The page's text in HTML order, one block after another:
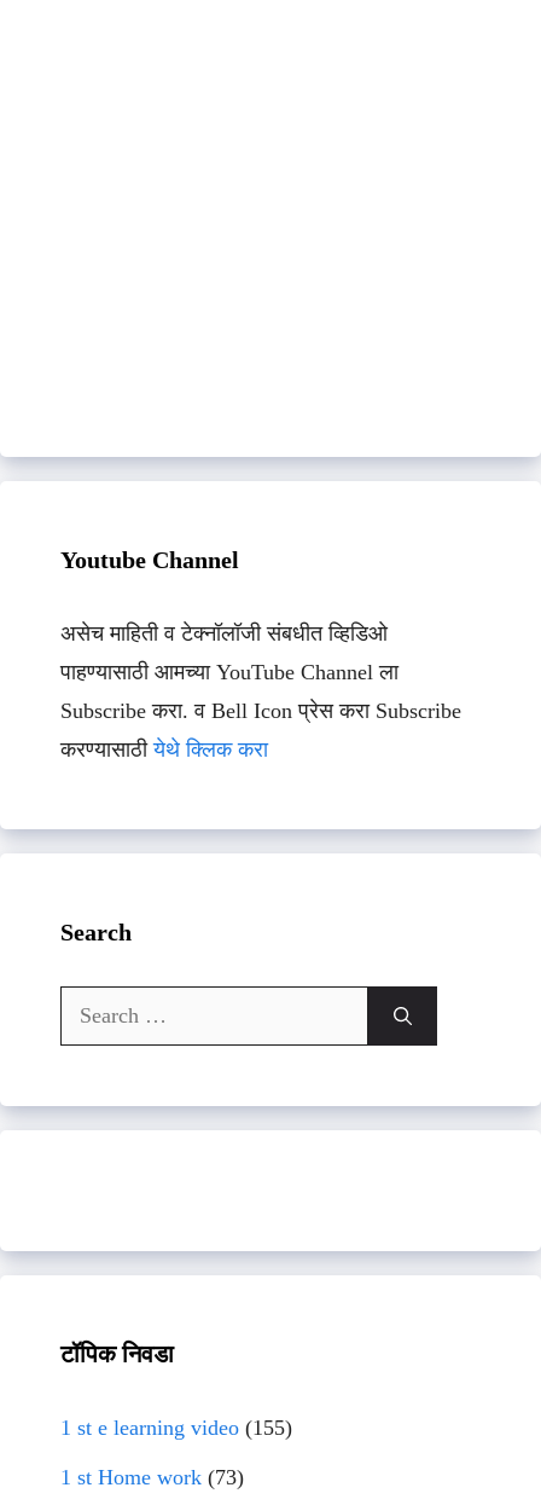
Youtube Channel
असेच माहिती व टेक्नॉलॉजी संबधीत व्हिडिओ
पाहण्यासाठी आमच्या YouTube Channel ला
Subscribe करा. व Bell Icon प्रेस करा Subscribe
करण्यासाठीयेथे क्लिक करा
Search
Search
for:
टॉपिक निवडा
1 st e learning video (155)
1 st Home work (73)